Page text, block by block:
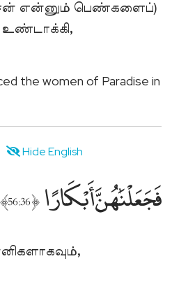
ஈன் என்னும் பெண்களைப்)
உண்டாக்கி,
the women of Paradise in
Hide English
فَجَعَلْنَٰهُنَّ أَبْكَارًا ﴿56:36﴾